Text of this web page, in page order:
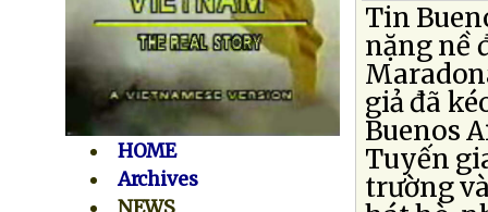
HOME
Archives
Tin
nặng nề
giả đã
Buenos
Tuyến
trường